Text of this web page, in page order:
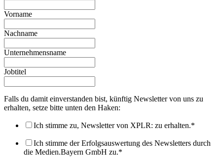
Vorname
Nachname
Unternehmensname
Jobtitel
Falls du damit einverstanden bist, künftig Newsletter von uns zu
erhalten, setze bitte unten den Haken:
Ich stimme zu, Newsletter von XPLR: zu erhalten.*
Ich stimme der Erfolgsauswertung des Newsletters durch
die Medien.Bayern GmbH zu.*